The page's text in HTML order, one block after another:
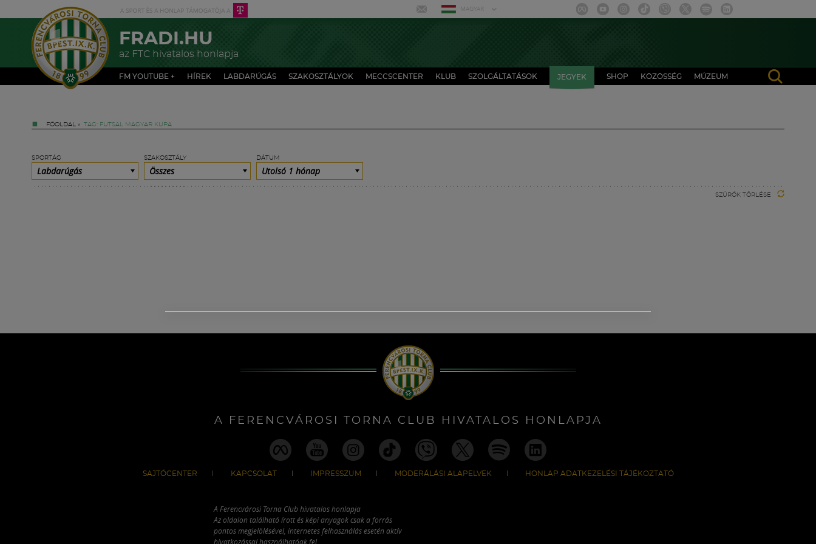
MAGYAR
FRADI.HU
az FTC hivatalos honlapja
FM YOUTUBE + HÍREK LABDARÚGÁS SZAKOSZTÁLYOK MECCSCENTER KLUB SZOLGÁLTATÁSOK JEGYEK SHOP KÖZÖSSÉG MÚZEUM
FŐOLDAL » TAG: FUTSAL MAGYAR KUPA
SPORTÁG
Labdarúgás
SZAKOSZTÁLY
Összes
DÁTUM
Utolsó 1 hónap
SZŰRŐK TÖRLÉSE
A FERENCVÁROSI TORNA CLUB HIVATALOS HONLAPJA
SAJTÓCENTER KAPCSOLAT IMPRESSZUM MODERÁLÁSI ALAPELVEK HONLAP ADATKEZELÉSI TÁJÉKOZTATÓ
A Ferencvárosi Torna Club hivatalos honlapja
Az oldalon található írott és képi anyagok csak a forrás
pontos megjelölésével, internetes felhasználás esetén aktív
hivatkozással használhatóak fel.